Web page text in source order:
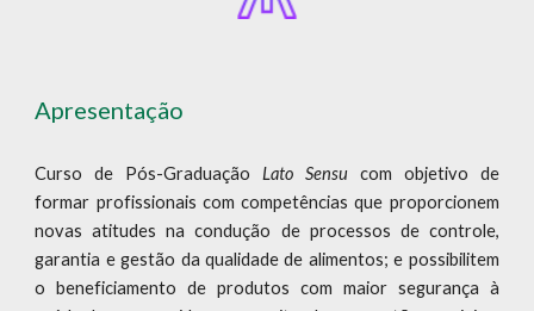
Apresentação
Curso de Pós-GraduaçãoLato Sensucom objetivo de
formar profissionais com competências que proporcionem
novas atitudes na condução de processos de controle,
garantia e gestão da qualidade de alimentos; e possibilitem
o beneficiamento de produtos com maior segurança à